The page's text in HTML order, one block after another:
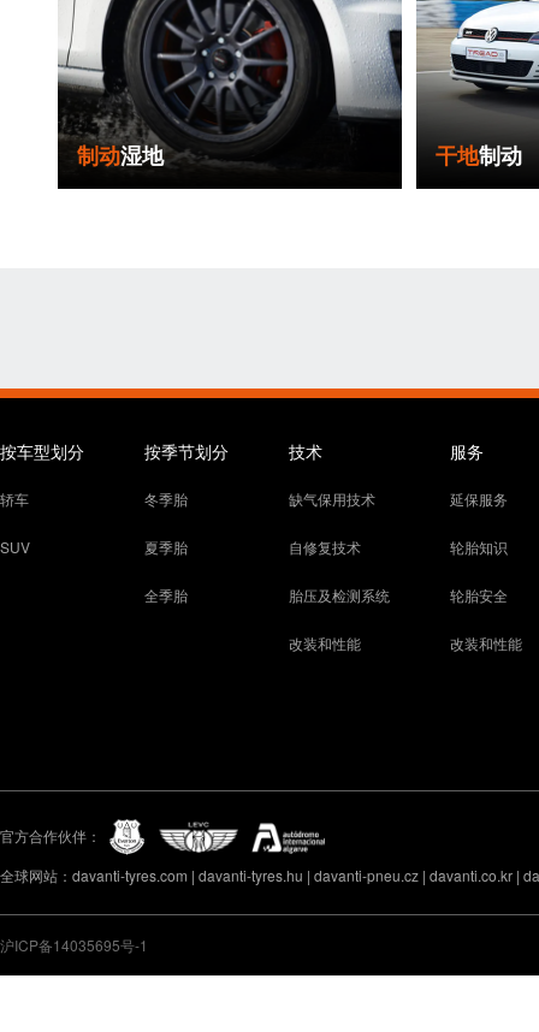
制动湿地 干地制动
按车型划分
轿车
SUV
按季节划分
冬季胎
夏季胎
全季胎
技术
缺气保用技术
自修复技术
胎压及检测系统
改装和性能
服务
延保服务
轮胎知识
轮胎安全
改装和性能
官方合作伙伴：
全球网站：davanti-tyres.com | davanti-tyres.hu | davanti-pneu.cz | davanti.co.kr |
沪ICP备14035695号-1